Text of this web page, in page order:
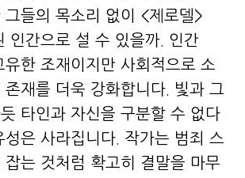
그들의 목소리 없이 <제로델>
인간으로 설 수 있을까. 인간
유한 조재이지만 사회적으로 소
존재를 더욱 강화합니다. 빛과 그
타인과 자신을 구분할 수 없다
성은 사라집니다. 작가는 범죄 스
잡는 것처럼 확고히 결말을 마무